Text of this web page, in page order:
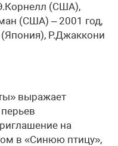
(США),
(США) – 2001 год,
Р.Джаккони
выражает
на
в «Синюю птицу»,